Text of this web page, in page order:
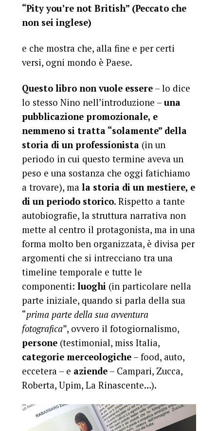
“Pity you’re not British” (Peccato che
non sei inglese)
e che mostra che, alla fine e per certi
versi, ogni mondo è Paese.
Questo libro non vuole essere– lo dice
lo stesso Nino nell’introduzione – una
pubblicazione promozionale, e
nemmeno si tratta “solamente” della
storia di un professionista(in un
periodo in cui questo termine aveva un
peso e una sostanza che oggi fatichiamo
a trovare), ma la storia di un mestiere, e
di un periodo storico. Rispetto a tante
autobiografie, la struttura narrativa non
mette al centro il protagonista, ma in una
forma molto ben organizzata, è divisa per
argomenti che si intrecciano tra una
timeline temporale e tutte le
componenti: luoghi(in particolare nella
parte iniziale, quando si parla della sua
“prima parte della sua avventura
fotografica”, ovvero il fotogiornalismo,
persone(testimonial, miss Italia,
categorie merceologiche– food, auto,
eccetera – e aziende– Campari, Zucca,
Roberta, Upim, La Rinascente…).